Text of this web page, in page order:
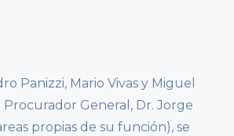
Panizzi, Mario Vivas y Miguel
General, Dr. Jorge
propias de su función), se